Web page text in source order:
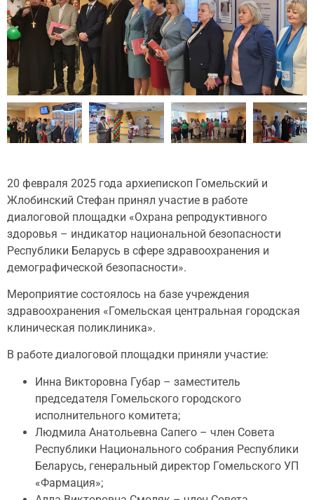
20 февраля 2025 года архиепископ Гомельский и
Жлобинский Стефан принял участие в работе
диалоговой площадки «Охрана репродуктивного
здоровья – индикатор национальной безопасности
Республики Беларусь в сфере здравоохранения и
демографической безопасности».
Мероприятие состоялось на базе учреждения
здравоохранения «Гомельская центральная городская
клиническая поликлиника».
В работе диалоговой площадки приняли участие:
Инна Викторовна Губар – заместитель
председателя Гомельского городского
исполнительного комитета;
Людмила Анатольевна Сапего – член Совета
Республики Национального собрания Республики
Беларусь, генеральный директор Гомельского УП
«Фармация»;